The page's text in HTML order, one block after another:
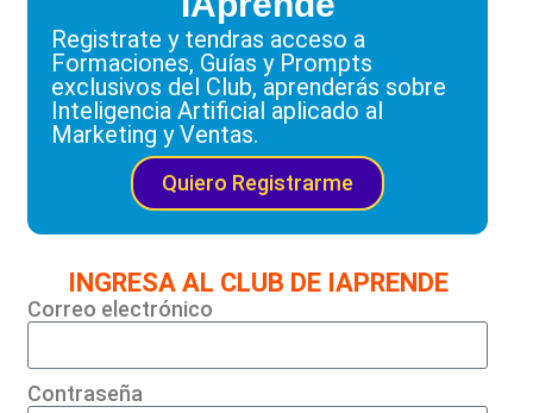
Registrate y tendras acceso a
Formaciones, Guías y Prompts
exclusivos del Club, aprenderás sobre
Inteligencia Artificial aplicado al
Marketing y Ventas.
Quiero Registrarme
INGRESA AL CLUB DE IAPRENDE
Correo electrónico
Contraseña